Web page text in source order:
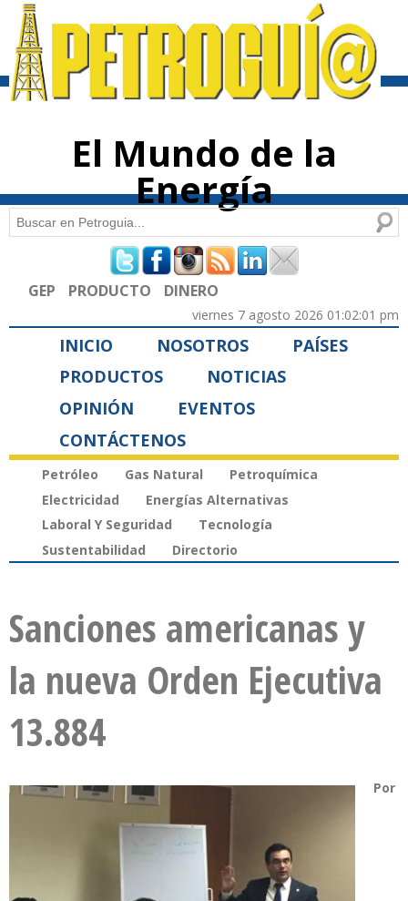
contenido
El Mundo de la
Energía
Formulario de búsqueda
Buscar
GEP PRODUCTO DINERO
viernes 7 agosto 2026 01:02:01 pm
INICIO NOSOTROS
PAÍSES
PRODUCTOS
NOTICIAS
OPINIÓN
EVENTOS
CONTÁCTENOS
Petróleo Gas Natural
Petroquímica
Electricidad
Energías Alternativas
Laboral Y Seguridad
Tecnología
Sustentabilidad
Directorio
Sanciones americanas y
la nueva Orden Ejecutiva
13.884
Por